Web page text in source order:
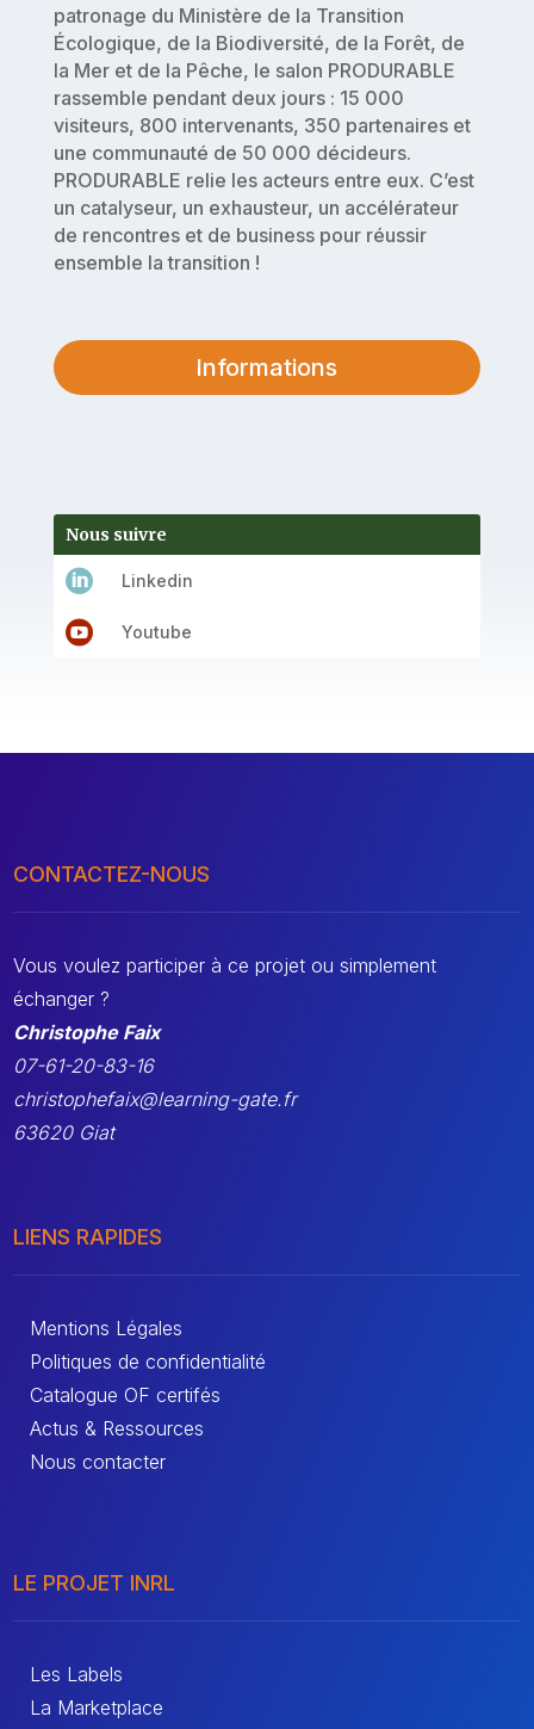
patronage du Ministère de la Transition
Écologique, de la Biodiversité, de la Forêt, de
la Mer et de la Pêche, le salon PRODURABLE
rassemble pendant deux jours : 15 000
visiteurs, 800 intervenants, 350 partenaires et
une communauté de 50 000 décideurs.
PRODURABLE relie les acteurs entre eux. C’est
un catalyseur, un exhausteur, un accélérateur
de rencontres et de business pour réussir
ensemble la transition !
Informations
Nous suivre
 Linkedin
 Youtube
CONTACTEZ-NOUS
Vous voulez participer à ce projet ou simplement
échanger ?
Christophe Faix
07-61-20-83-16
christophefaix@learning-gate.fr
63620 Giat
LIENS RAPIDES
Mentions Légales
Politiques de confidentialité
Catalogue OF certifés
Actus & Ressources
Nous contacter
LE PROJET INRL
Les Labels
La Marketplace